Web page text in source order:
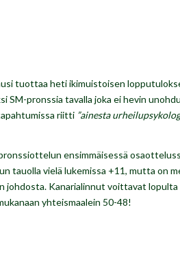
tuottaa heti ikimuistoisen
SM-pronssia tavalla joka ei hevin
riitti ”ainesta
ensimmäisessä
tauolla vielä lukemissa +11, mutta on
johdosta. Kanarialinnut voittavat
yhteismaalein 50-48!